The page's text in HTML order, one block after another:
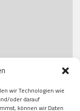
wir Technologien wie
oder darauf
können wir Daten